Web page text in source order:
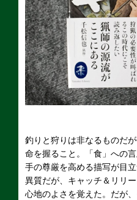
釣りと狩りは非なるものだ
命を握ること。「食」への
手の尊厳を高める描写が目
異質だが、キャッチ＆リリ
心地のよさを覚えた。だが